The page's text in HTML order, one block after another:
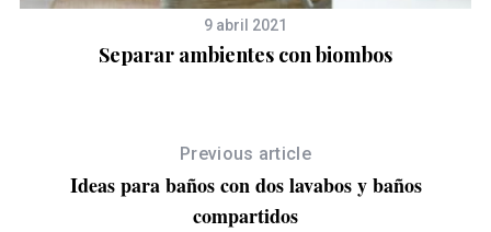
9 abril 2021
Separar ambientes con biombos
Previous article
Ideas para baños con dos lavabos y baños
compartidos